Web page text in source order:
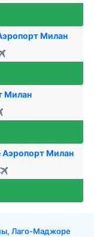
Милан
Милан
Аэропорт Милан
Лаго-Маджоре